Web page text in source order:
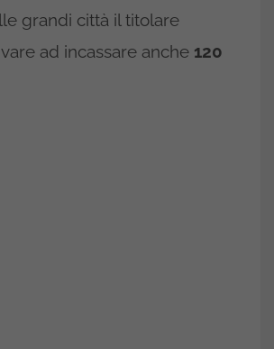
grandi città il titolare
ad incassare anche 120